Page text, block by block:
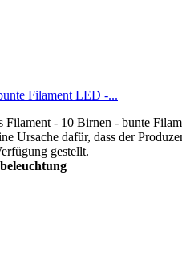
Filament - 10 Birnen - bunte
Ursache dafür, dass der
gestellt.